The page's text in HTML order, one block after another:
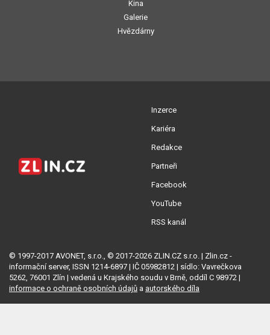
Kina
Galerie
Hvězdárny
Inzerce
Kariéra
Redakce
Partneři
Facebook
YouTube
RSS kanál
© 1997-2017 AVONET, s.r.o., © 2017-2026 ZLIN.CZ s.r.o. | Zlin.cz -
informační server, ISSN 1214-6897 | IČ 05982812 | sídlo: Vavrečkova
5262, 76001 Zlín | vedená u Krajského soudu v Brně, oddíl C 98972 |
informace o ochraně osobních údajů a autorského díla